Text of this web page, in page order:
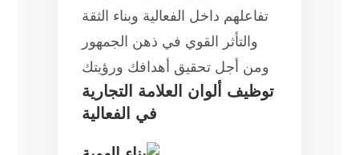
تفاعلهم داخل الفعالية وبناء الثقة
والتأثر القوي في ذهن الجمهور
ومن أجل تحقيق أهدافك ورؤيتك
توظيف ألوان العلامة التجارية
في الفعالية